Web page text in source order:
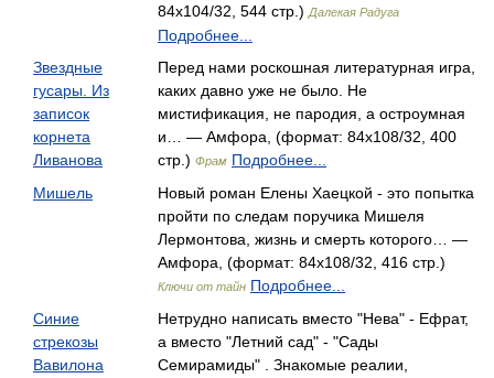
84x104/32, 544 стр.) Далекая Радуга
Подробнее...
Звездные
гусары. Из
записок
корнета
Ливанова
Перед нами роскошная литературная игра,
каких давно уже не было. Не
мистификация, не пародия, а остроумная
и… — Амфора, (формат: 84x108/32, 400
стр.) Фрам Подробнее...
Мишель
Новый роман Елены Хаецкой - это попытка
пройти по следам поручика Мишеля
Лермонтова, жизнь и смерть которого… —
Амфора, (формат: 84x108/32, 416 стр.)
Ключи от тайн Подробнее...
Синие
стрекозы
Вавилона
Нетрудно написать вместо "Нева" - Ефрат,
а вместо "Летний сад" - "Сады
Семирамиды" . Знакомые реалии,